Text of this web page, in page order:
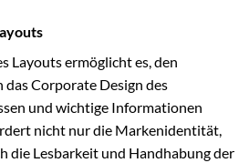
Layouts ermöglicht es, den
Corporate Design des
und wichtige Informationen
nicht nur die Markenidentität,
die Lesbarkeit und Handhabung der